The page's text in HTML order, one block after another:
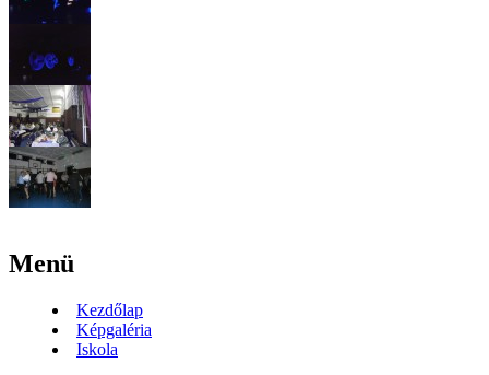
Menü
Kezdőlap
Képgaléria
Iskola